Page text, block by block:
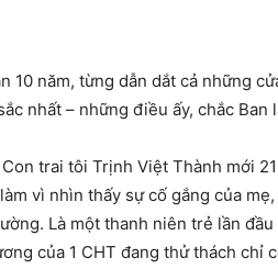
năm, từng dẫn dắt cả những
nhất – những điều ấy, chắc Ban
trai tôi Trịnh Việt Thành mới 21
vì nhìn thấy sự cố gắng của
Là một thanh niên trẻ lần đầu
của 1 CHT đang thử thách chỉ